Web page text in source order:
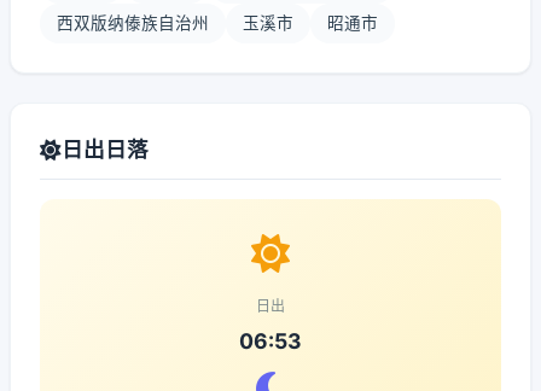
西双版纳傣族自治州 玉溪市 昭通市
日出日落
日出
06:53